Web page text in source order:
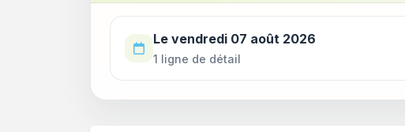
Le vendredi 07 août 2026
1 ligne de détail